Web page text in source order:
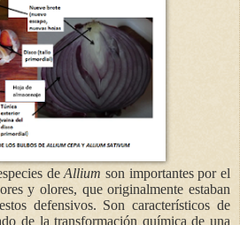
deAlliumson importantes por el
y olores, que originalmente estaban
defensivos. Son característicos de
de la transformación química de una